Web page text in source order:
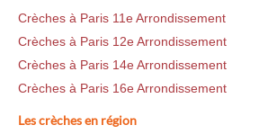
Crèches à Paris 11e Arrondissement
Crèches à Paris 12e Arrondissement
Crèches à Paris 14e Arrondissement
Crèches à Paris 16e Arrondissement
Les crèches en région